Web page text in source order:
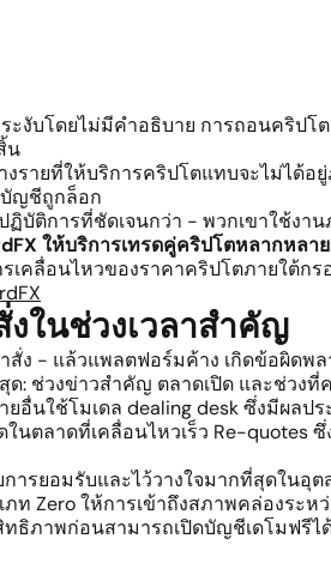
งับโดยไม่มีคำอธิบาย การถอนคริปโ
น
รายที่ให้บริการคริปโตแทบจะไม่ได้อ
บัญชีถูกล็อก
บัติการที่ชัดเจนกว่า - พวกเขาใช้ง
ให้บริการเทรดคู่คริปโตหลากหลา
รเคลื่อนไหวของราคาคริปโตภายใต้ก
ในช่วงเวลาสำคัญ
ง - แล้วแพลตฟอร์มค้าง เกิดข้อผิดพ
ด: ช่วงข่าวสำคัญ ตลาดเปิด และช่วงที่
อื่นใช้โมเดล dealing desk ซึ่งมีผล
ในตลาดที่เคลื่อนไหวเร็ว Re-quotes
การยอมรับและไว้วางใจมากที่สุดใน
ท Zero ให้การเข้าถึงสภาพคล่องระห
ทธิภาพก่อนสามารถเปิดบัญชีเดโมฟรี